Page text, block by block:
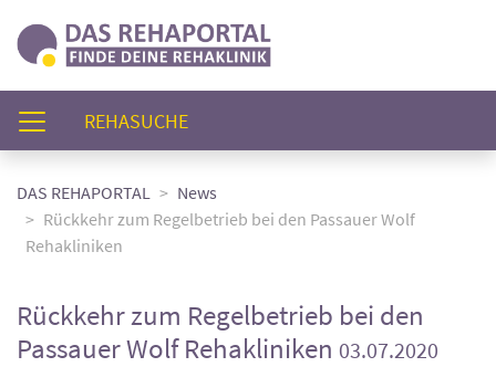
REHASUCHE(AKTUELL)
DAS REHAPORTAL
News
Rückkehr zum Regelbetrieb bei den Passauer Wolf
Rehakliniken
Rückkehr zum Regelbetrieb bei den
Passauer Wolf Rehakliniken 03.07.2020